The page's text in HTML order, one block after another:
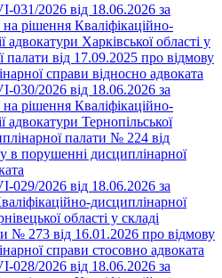
2026 від 18.06.2026 за
Кваліфікаційно-
адвокатури Харківської області у
палати від 17.09.2025 про відмову
справи відносно адвоката
2026 від 18.06.2026 за
Кваліфікаційно-
адвокатури Тернопільської
палати № 224 від
в порушенні дисциплінарної
2026 від 18.06.2026 за
дисциплінарної
області у складі
№ 273 від 16.01.2026 про відмову
справи стосовно адвоката
2026 від 18.06.2026 за